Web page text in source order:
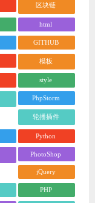
区块链
html
GITHUB
模板
style
PhpStorm
轮播插件
Python
PhotoShop
jQuery
PHP